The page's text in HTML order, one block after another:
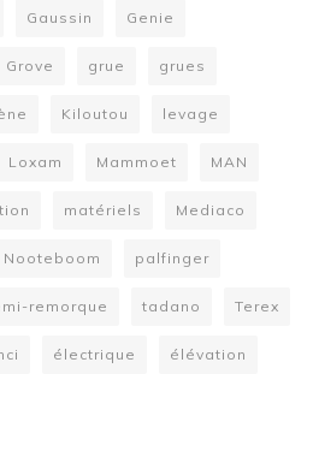
Gaussin Genie
Grove grue grues
Kiloutou levage
Loxam Mammoet MAN
matériels Mediaco
Nooteboom palfinger
remorque tadano Terex
électrique élévation